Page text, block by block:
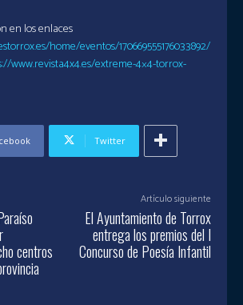
en los enlaces
home/eventos/170669555176033892/
www.revista4x4.es/extreme-4×4-torrox-
Twitter
centros
Artículo siguiente
El Ayuntamiento de Torrox
entrega los premios del I
Concurso de Poesía Infantil